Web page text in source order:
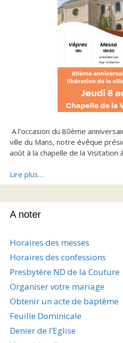
A l’occasion du 80ème
ville du Mans, notre évêque
août à la chapelle de la Visitation
Lire plus…
A noter
Horaires des messes
Horaires des confessions
Presbytère ND de la Couture
Organiser votre mariage
Obtenir un acte de baptême
Feuille Dominicale
Denier de l’Eglise